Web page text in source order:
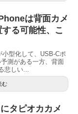
は背面カメ
る可能性、こ
型化して、USB-Cポ
測がある一方、背面
悲しい...
む
タピオカカメ